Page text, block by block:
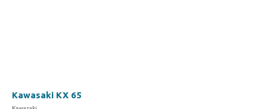
Kawasaki KX 65